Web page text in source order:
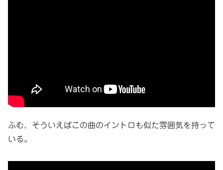
ふむ、そういえばこの曲のイントロも似た雰囲気を持って
いる。